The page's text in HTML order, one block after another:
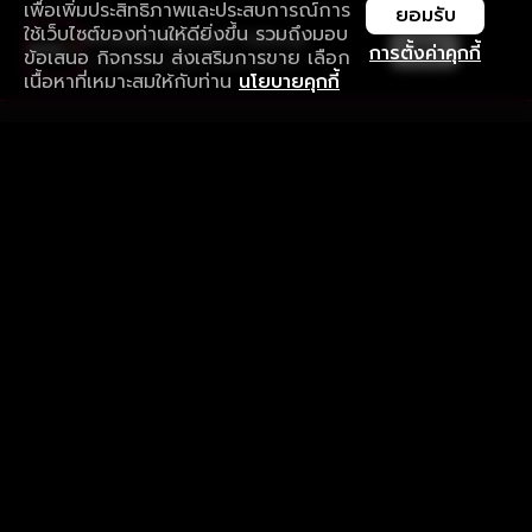
เพื่อเพิ่มประสิทธิภาพและประสบการณ์การ
ใช้เว็บไซต์ของท่านให้ดียิ่งขึ้น รวมถึงมอบ
ข้อเสนอ กิจกรรม ส่งเสริมการขาย เลือก
เนื้อหาที่เหมาะสมให้กับท่าน นโยบายคุกกี้
การตั้งค่าคุกกี้
ยอมรับ
ใช้งานแอป ลื่นไหลกว่า ไม่มีสะดุด
ดาวน์โหลดแอปเพื่อการรับชมที่ดีกว่า เปิด